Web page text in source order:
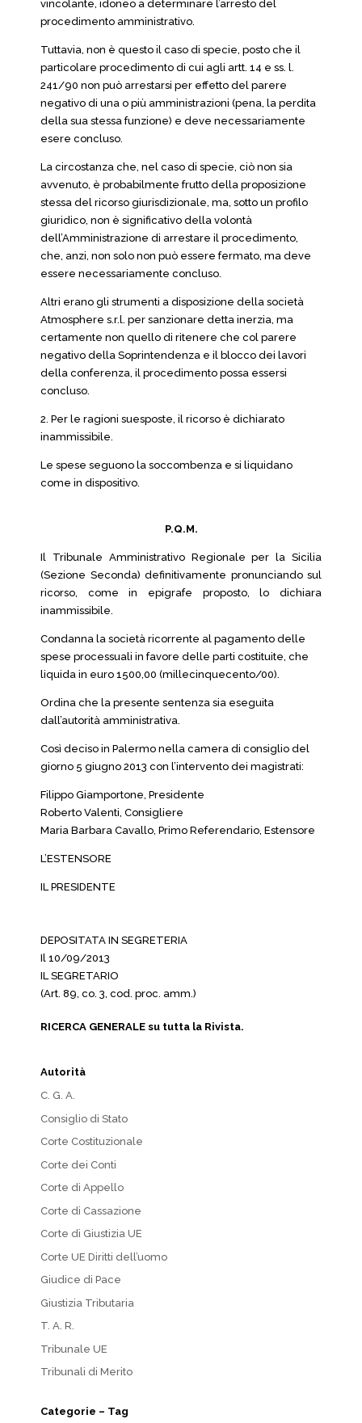
vincolante, idoneo a determinare l’arresto del
procedimento amministrativo.
Tuttavia, non è questo il caso di specie, posto che il
particolare procedimento di cui agli artt. 14 e ss. l.
241/90 non può arrestarsi per effetto del parere
negativo di una o più amministrazioni (pena, la perdita
della sua stessa funzione) e deve necessariamente
esere concluso.
La circostanza che, nel caso di specie, ciò non sia
avvenuto, è probabilmente frutto della proposizione
stessa del ricorso giurisdizionale, ma, sotto un profilo
giuridico, non è significativo della volontà
dell’Amministrazione di arrestare il procedimento,
che, anzi, non solo non può essere fermato, ma deve
essere necessariamente concluso.
Altri erano gli strumenti a disposizione della società
Atmosphere s.r.l. per sanzionare detta inerzia, ma
certamente non quello di ritenere che col parere
negativo della Soprintendenza e il blocco dei lavori
della conferenza, il procedimento possa essersi
concluso.
2. Per le ragioni suesposte, il ricorso è dichiarato
inammissibile.
Le spese seguono la soccombenza e si liquidano
come in dispositivo.
P.Q.M.
Il Tribunale Amministrativo Regionale per la Sicilia
(Sezione Seconda) definitivamente pronunciando sul
ricorso, come in epigrafe proposto, lo dichiara
inammissibile.
Condanna la società ricorrente al pagamento delle
spese processuali in favore delle parti costituite, che
liquida in euro 1500,00 (millecinquecento/00).
Ordina che la presente sentenza sia eseguita
dall’autorità amministrativa.
Così deciso in Palermo nella camera di consiglio del
giorno 5 giugno 2013 con l’intervento dei magistrati:
Filippo Giamportone, Presidente
Roberto Valenti, Consigliere
Maria Barbara Cavallo, Primo Referendario, Estensore
L’ESTENSORE
IL PRESIDENTE
DEPOSITATA IN SEGRETERIA
Il 10/09/2013
IL SEGRETARIO
(Art. 89, co. 3, cod. proc. amm.)
RICERCA GENERALE su tutta la Rivista.
Autorità
C. G. A.
Consiglio di Stato
Corte Costituzionale
Corte dei Conti
Corte di Appello
Corte di Cassazione
Corte di Giustizia UE
Corte UE Diritti dell’uomo
Giudice di Pace
Giustizia Tributaria
T. A. R.
Tribunale UE
Tribunali di Merito
Categorie – Tag